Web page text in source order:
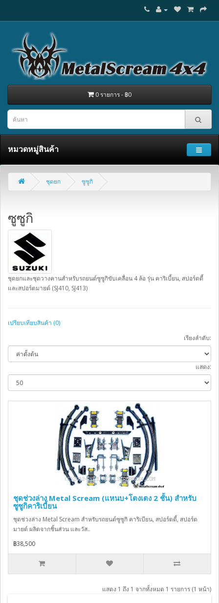
0 รายการ - ฿0
หมวดหมู่สินค้า
ชุดยก ซูซูกิ
ซูซูกิ
ชุดยกและชุดวางคานสำหรับรถยนต์ซูซูกิขับเคลื่อน 4 ล้อ รุ่น คาริเบี้ยน, สปอร์ตตี้
และสปอร์ตมายด์ (SJ410, SJ413)
เปรียบเทียบสินค้า (0)
เรียงลำดับ:
แสดง:
ชุดช่วงล่าง Metal Scream (แหนบ+โตงเตง 2 ชั้น) สำหรับ
ซูซูกิคาริเบี้ยน
ชุดช่วงล่าง Metal Scream สำหรับรถยนต์ซูซูกิ คาริเบียน, สปอร์ตตี้, สปอร์ต
มายด์ ผลิตจากชิ้นส่วน และวัส..
฿38,500
แสดง 1 ถึง 1 จากทั้งหมด 1 รายการ (1 หน้า)